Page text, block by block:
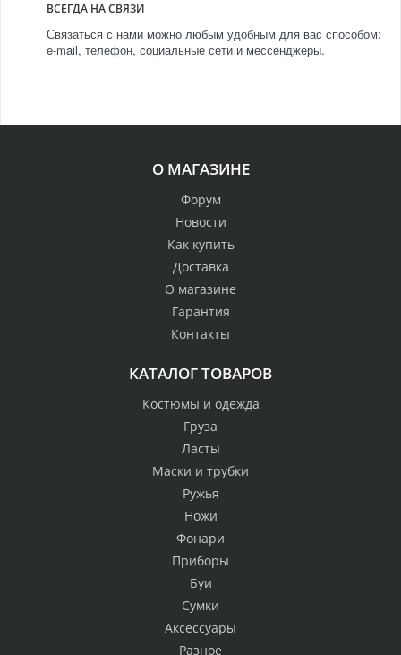
ВСЕГДА НА СВЯЗИ
Связаться с нами можно любым удобным для вас способом:
e-mail, телефон, социальные сети и мессенджеры.
О МАГАЗИНЕ
Форум
Новости
Как купить
Доставка
О магазине
Гарантия
Контакты
КАТАЛОГ ТОВАРОВ
Костюмы и одежда
Груза
Ласты
Маски и трубки
Ружья
Ножи
Фонари
Приборы
Буи
Сумки
Аксессуары
Разное